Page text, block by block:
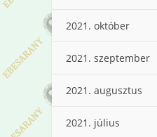
2021. október
2021. szeptember
2021. augusztus
2021. július